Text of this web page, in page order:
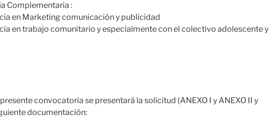
Complementaria :
en Marketing comunicación y publicidad
en trabajo comunitario y especialmente con el colectivo adolescente y
convocatoria se presentará la solicitud (ANEXO I y ANEXO II y
documentación: